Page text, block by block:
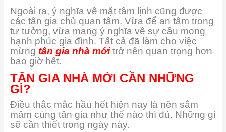
Ngoài ra, ý nghĩa về mặt tâm lịnh cũng được
các tân gia chủ quan tâm. Vừa để an tâm trong
tư tưởng, vừa mang ý nghĩa về sự cầu mong
hạnh phúc gia đình. Tất cả đã làm cho việc
mừng tân gia nhà mới trở nên quan trọng hơn
bao giờ hết.
TÂN GIA NHÀ MỚI CẦN NHỮNG
GÌ?
Điều thắc mắc hầu hết hiện nay là nên sắm
mâm cúng tân gia như thế nào thì đủ. Những gì
sẽ cần thiết trong ngày này.